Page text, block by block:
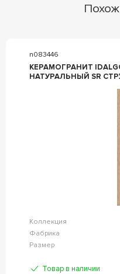
n083446
КЕРАМОГРАНИТ
НАТУРАЛЬНЫЙ SR
Коллекция
Фабрика
Размер
Товар в наличии